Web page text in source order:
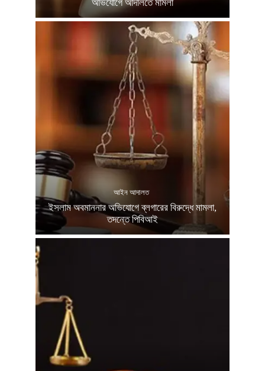
অভিযোগে আদালতে মামলা
আইন আদালত
ইসলাম অবমাননার অভিযোগে ব্লগারের বিরুদ্ধে মামলা,
তদন্তে পিবিআই